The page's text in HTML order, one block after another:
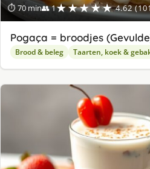
⏱ 70 min👥 1★★★★★ 4.62
Pogaça = broodjes
Brood & beleg Taarten, koek &